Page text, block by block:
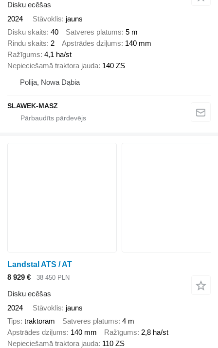
Disku ecēšas
2024
Stāvoklis jauns
Disku skaits 40 Satveres platums 5 m
Rindu skaits 2 Apstrādes dziļums 140 mm
Ražīgums 4,1 ha/st
Nepieciešamā traktora jauda 140 ZS
Polija, Nowa Dąbia
SLAWEK-MASZ
Landstal ATS / AT
8 929 €
38 450 PLN
Disku ecēšas
2024
Stāvoklis jauns
Tips traktoram Satveres platums 4 m
Apstrādes dziļums 140 mm Ražīgums 2,8 ha/st
Nepieciešamā traktora jauda 110 ZS